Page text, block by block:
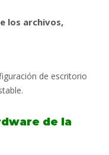
los archivos,
de escritorio
de la